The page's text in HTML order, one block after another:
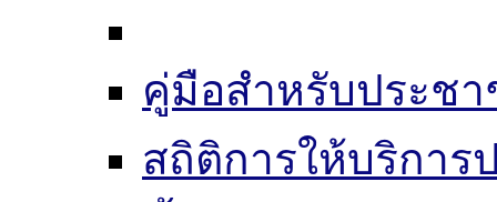
คู่มือสำหรับประช
สถิติการให้บริการ